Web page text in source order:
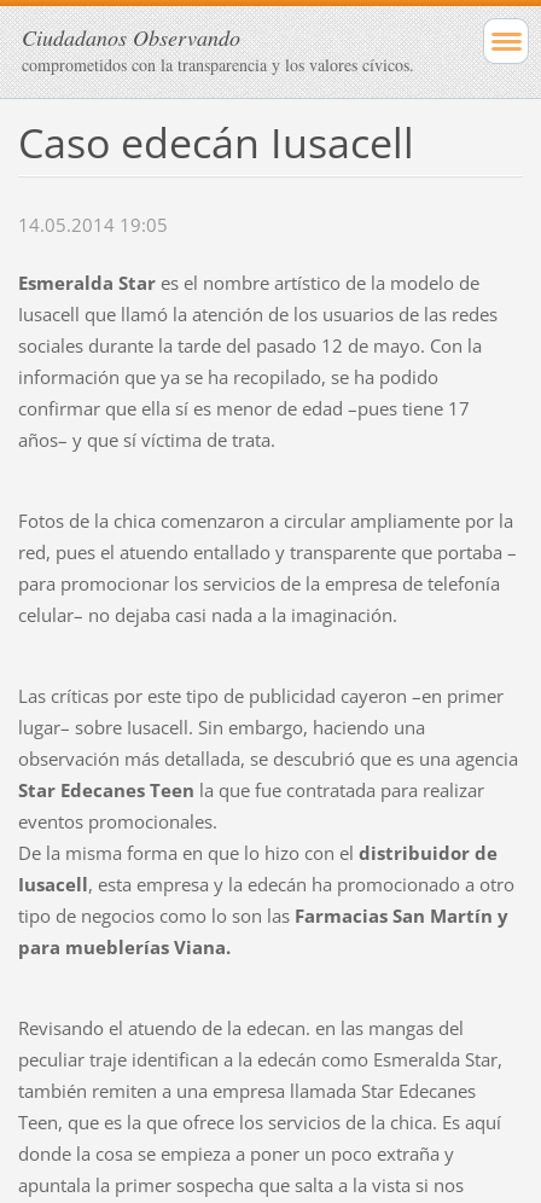
Ciudadanos Observando
comprometidos con la transparencia y los valores cívicos.
Caso edecán Iusacell
14.05.2014 19:05
Esmeralda Stares el nombre artístico de la modelo de
Iusacell que llamó la atención de los usuarios de las redes
sociales durante la tarde del pasado 12 de mayo. Con la
información que ya se ha recopilado, se ha podido
confirmar que ella sí es menor de edad –pues tiene 17
años– y que sí víctima de trata.
Fotos de la chica comenzaron a circular ampliamente por la
red, pues el atuendo entallado y transparente que portaba –
para promocionar los servicios de la empresa de telefonía
celular– no dejaba casi nada a la imaginación.
Las críticas por este tipo de publicidad cayeron –en primer
lugar– sobre Iusacell. Sin embargo, haciendo una
observación más detallada, se descubrió que es una agencia
Star Edecanes Teen la que fue contratada para realizar
eventos promocionales.
De la misma forma en que lo hizo con el distribuidor de
Iusacell, esta empresa y la edecán ha promocionado a otro
tipo de negocios como lo son las Farmacias San Martín y
para mueblerías Viana.
Revisando el atuendo de la edecan. en las mangas del
peculiar traje identifican a la edecán como Esmeralda Star,
también remiten a una empresa llamada Star Edecanes
Teen, que es la que ofrece los servicios de la chica. Es aquí
donde la cosa se empieza a poner un poco extraña y
apuntala la primer sospecha que salta a la vista si nos